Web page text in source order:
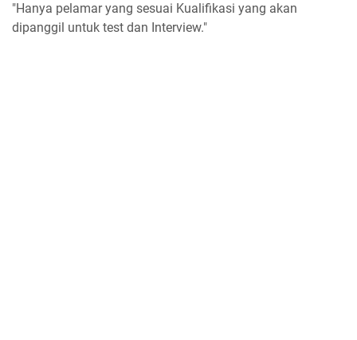
"Hanya pelamar yang sesuai Kualifikasi yang akan
dipanggil untuk test dan Interview."